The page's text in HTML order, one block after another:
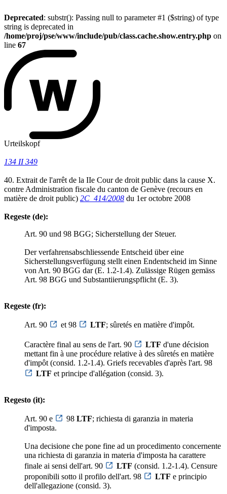
Deprecated: substr(): Passing null to parameter #1 ($string) of type
string is deprecated in
/home/proj/pse/www/include/pub/class.cache.show.entry.php on
line 67
Urteilskopf
134 II 349
40. Extrait de l'arrêt de la IIe Cour de droit public dans la cause X.
contre Administration fiscale du canton de Genève (recours en
matière de droit public) 2C_414/2008 du 1er octobre 2008
Regeste (de):
Art. 90 und 98 BGG; Sicherstellung der Steuer.
Der verfahrensabschliessende Entscheid über eine
Sicherstellungsverfügung stellt einen Endentscheid im Sinne
von Art. 90 BGG dar (E. 1.2-1.4). Zulässige Rügen gemäss
Art. 98 BGG und Substantiierungspflicht (E. 3).
Regeste (fr):
Art. 90 et 98 LTF; sûretés en matière d'impôt.
Caractère final au sens de l'art. 90 LTF d'une décision
mettant fin à une procédure relative à des sûretés en matière
d'impôt (consid. 1.2-1.4). Griefs recevables d'après l'art. 98
LTF et principe d'allégation (consid. 3).
Regesto (it):
Art. 90 e 98 LTF; richiesta di garanzia in materia
d'imposta.
Una decisione che pone fine ad un procedimento concernente
una richiesta di garanzia in materia d'imposta ha carattere
finale ai sensi dell'art. 90
LTF (consid. 1.2-1.4). Censure
proponibili sotto il profilo dell'art. 98
LTF e principio
dell'allegazione (consid. 3).